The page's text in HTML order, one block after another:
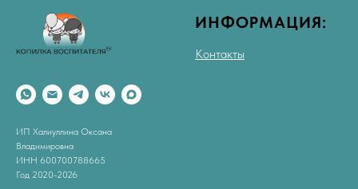
ИП Халиуллина Оксана
Владимировна
ИНН 600700788665
Год 2020-2026
ИНФОРМАЦИЯ:
Контакты